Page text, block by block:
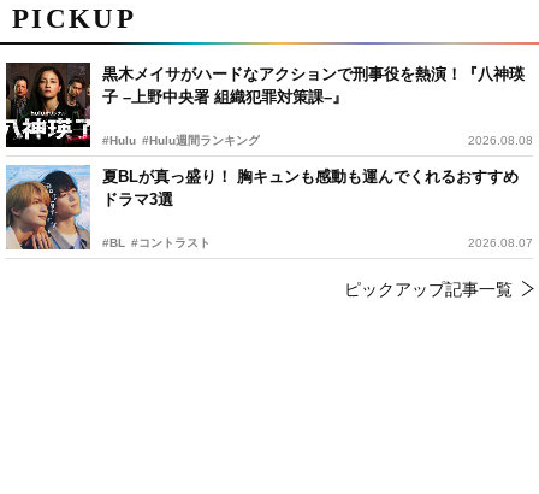
PICKUP
黒木メイサがハードなアクションで刑事役を熱演！『八神瑛
子 –上野中央署 組織犯罪対策課–』
#Hulu #Hulu週間ランキング 2026.08.08
夏BLが真っ盛り！ 胸キュンも感動も運んでくれるおすすめ
ドラマ3選
#BL #コントラスト 2026.08.07
ピックアップ記事一覧